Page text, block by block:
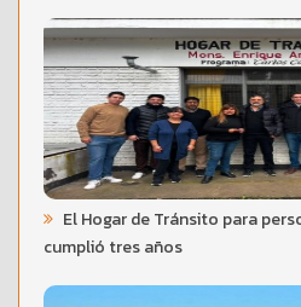
El Hogar de Tránsito para
cumplió tres años